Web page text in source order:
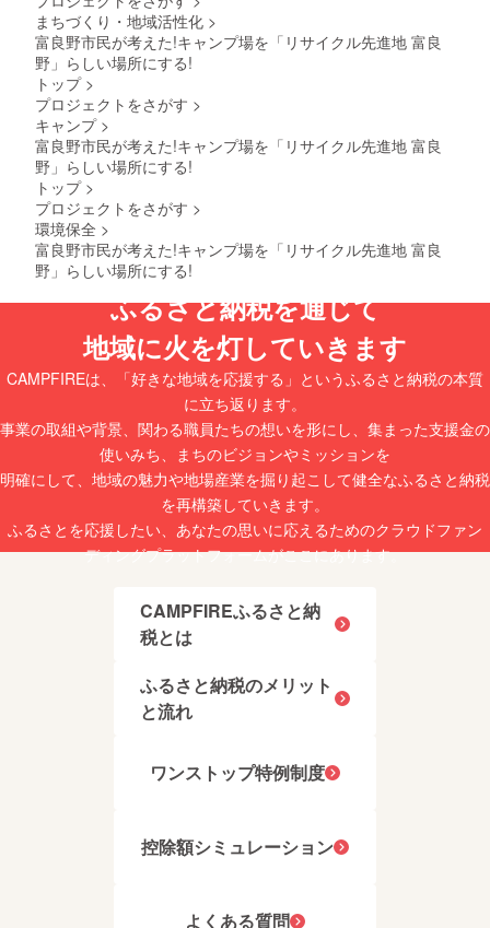
後も熟
ずつ風
味期限
が近付
かさが
まろや
かな味
わいに
好みの
時期に
お召し
上がり
開封後
は、期
まちづくり・地域活性化 >
富良野市民が考えた!キャンプ場を「リサイクル先進地 富良
野」らしい場所にする!
トップ >
プロジェクトをさがす >
キャンプ >
富良野市民が考えた!キャンプ場を「リサイクル先進地 富良
野」らしい場所にする!
トップ >
プロジェクトをさがす >
環境保全 >
富良野市民が考えた!キャンプ場を「リサイクル先進地 富良
野」らしい場所にする!
ふるさと納税を通じて
地域に火を灯していきます
CAMPFIREは、「好きな地域を応援する」というふるさと納税の本質
に立ち返ります。
事業の取組や背景、関わる職員たちの想いを形にし、集まった支援金の
使いみち、まちのビジョンやミッションを
明確にして、地域の魅力や地場産業を掘り起こして健全なふるさと納税
を再構築していきます。
ふるさとを応援したい、あなたの思いに応えるためのクラウドファン
ディングプラットフォームがここにあります。
CAMPFIREふるさと納
税とは
ふるさと納税のメリット
と流れ
ワンストップ特例制度
控除額シミュレーション
よくある質問